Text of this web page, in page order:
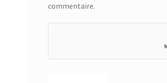
commentaire.